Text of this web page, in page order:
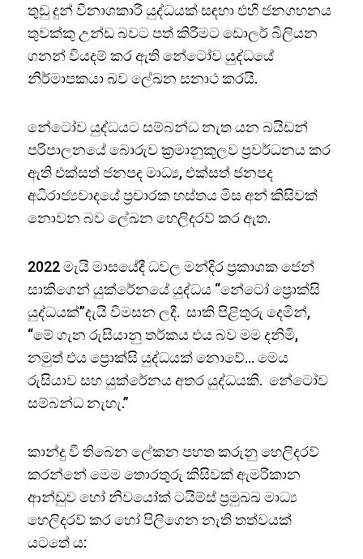
තුඩු දුන් විනාශකාරී යුද්ධයක් සඳහා එහි ජනගහනය
තුවක්කු උන්ඩ බවට පත් කිරීමට ඩොලර් බිලියන
ගනන් වියදම් කර ඇති නේටෝව යුද්ධයේ
නිර්මාපකයා බව ලේඛන සනාථ කරයි.
නේටෝව යුද්ධයට සම්බන්ධ නැත යන බයිඩන්
පරිපාලනයේ බොරුව ක්‍රමානුකූලව ප්‍රවර්ධනය කර
ඇති එක්සත් ජනපද මාධ්‍ය, එක්සත් ජනපද
අධිරාජ්‍යවාදයේ ප්‍රචාරක හස්තය මිස අන් කිසිවක්
නොවන බව ලේඛන හෙලිදරව් කර ඇත.
2022 මැයි මාසයේදී ධවල මන්දිර ප්‍රකාශක ජෙන්
සාකිගෙන් යුක්රේනයේ යුද්ධය “නේටෝ ප්‍රොක්සි
යුද්ධයක්”දැයි විමසන ලදී. සාකි පිළිතුරු දෙමින්,
“මේ ගැන රුසියානු තර්කය එය බව මම දනිමි,
නමුත් එය ප්‍රොක්සි යුද්ධයක් නොවේ… මෙය
රුසියාව සහ යුක්රේනය අතර යුද්ධයකි. නේටෝව
සම්බන්ධ නැහැ.”
කාන්දු වී තිබෙන ලේකන පහත කරුනු හෙලිදරව්
කරන්නේ මෙම තොරතුරු කිසිවක් ඇමරිකාන
ආන්ඩුව හෝ නිවයෝක් ටයිම්ස් ප්‍රමුඛඛ මාධ්‍ය
හෙලිදරව් කර හෝ පිලිගෙන නැති තත්වයක්
යටතේ ය: